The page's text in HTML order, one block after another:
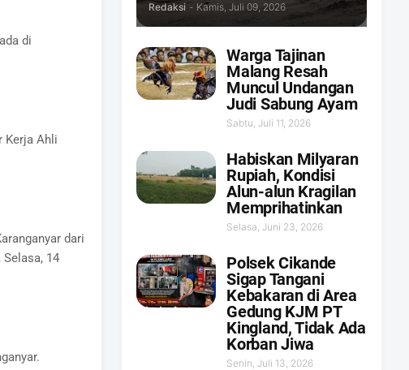
di
Kerja Ahli
dari
Selasa, 14
Redaksi - Kamis, Juli 09, 2026
Warga Tajinan
Malang Resah
Muncul Undangan
Judi Sabung Ayam
Sabtu, Juli 11, 2026
Habiskan Milyaran
Rupiah, Kondisi
Alun-alun Kragilan
Memprihatinkan
Selasa, Juni 23, 2026
Polsek Cikande
Sigap Tangani
Kebakaran di Area
Gedung KJM PT
Kingland, Tidak Ada
Korban Jiwa
Senin, Juli 13, 2026